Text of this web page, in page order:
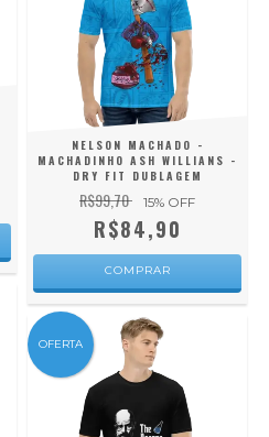
NELSON MACHADO -
MACHADINHO ASH WILLIANS -
DRY FIT DUBLAGEM
R$99,70 15% OFF
R$84,90
COMPRAR
OFERTA